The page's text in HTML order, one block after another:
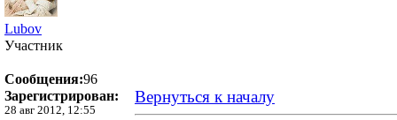
Lubov
Участник
Сообщения:96
Зарегистрирован:
28 авг 2012, 12:55
Вернуться к началу